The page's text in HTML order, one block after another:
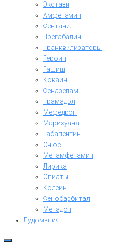
Экстази
Амфетамин
Фентанил
Прегабалин
Транквилизаторы
Героин
Гашиш
Кокаин
Феназепам
Трамадол
Мефедрон
Марихуана
Габапентин
Снюс
Метамфетамин
Лирика
Опиаты
Кодеин
Фенобарбитал
Метадон
Лудомания